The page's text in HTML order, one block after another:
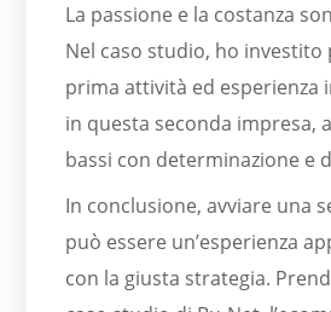
La passione e la costanza
Nel caso studio, ho investito
prima attività ed esperienza
in questa seconda impresa,
bassi con determinazione e
In conclusione, avviare una
può essere un’esperienza
con la giusta strategia.